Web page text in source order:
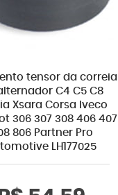
tensor da correia
C4 C5 C8
Xsara Corsa Iveco
306 307 308 406 407
806 Partner Pro
LH177025